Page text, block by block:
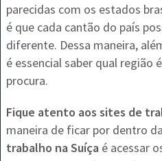
parecidas com os estados
é que cada cantão do país
diferente. Dessa maneira,
é essencial saber qual região
procura.
Fique atento aos sites de
maneira de ficar por dentro
trabalho na Suíça é acessar